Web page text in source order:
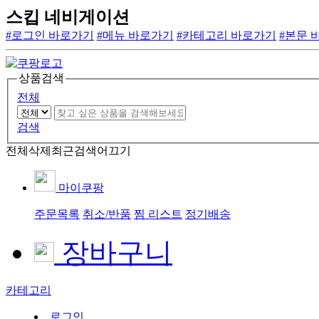
스킵 네비게이션
#로그인 바로가기 #메뉴 바로가기 #카테고리 바로가기 #본문
상품검색
전체
검색
전체삭제 최근검색어끄기
마이쿠팡
주문목록 취소/반품 찜 리스트 정기배송
장바구니
카테고리
로그인